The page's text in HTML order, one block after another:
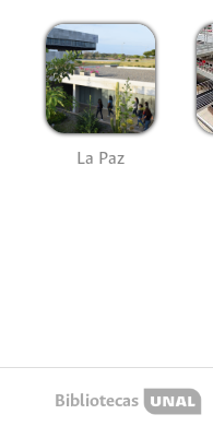
La Paz
Bibliotecas